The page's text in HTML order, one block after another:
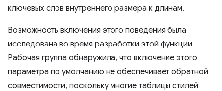
ключевых слов внутреннего размера к длинам.
Возможность включения этого поведения была
исследована во время разработки этой функции.
Рабочая группа обнаружила, что включение этого
параметра по умолчанию не обеспечивает обратной
совместимости, поскольку многие таблицы стилей